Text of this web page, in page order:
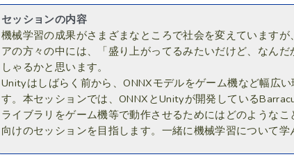
セッションの内容
機械学習の成果がさまざまなところで社会を変えています
アの方々の中には、「盛り上がってるみたいだけど、なん
しゃるかと思います。
Unityはしばらく前から、ONNXモデルをゲーム機など幅広
す。本セッションでは、ONNXとUnityが開発している
ライブラリをゲーム機等で動作させるためにはどのような
向けのセッションを目指します。一緒に機械学習について学